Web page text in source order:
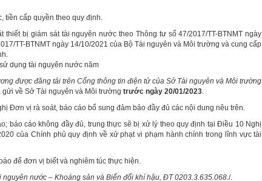
tiền cấp quyền theo quy định.
thiết bị giám sát tài nguyên nước theo Thông tư số 47/2017/TT-BTNMT ngày
TT-BTNMT ngày 14/10/2021 của Bộ Tài nguyên và Môi trường và cung cấp
dụng tài nguyên nước năm
được đăng tải trên Cổng thông tin điện tử của Sở Tài nguyên và Môi trường
, gửi về Sở Tài nguyên và Môi trườngtrước ngày20/01/2023.
Đơn vị rà soát, báo cáo bổ sung đảm bảo đầy đủ các nội dung nêu trên.
báo cáo không đầy đủ, trung thực sẽ bị xử lý theo quy định tại Điều 10 Nghị
của Chính phủ quy định về xử phạt vi phạm hành chính trong lĩnh vực tài
để đơn vị biết và nghiêm túc thực hiện.
nguyên nước – Khoáng sản và Biến đổi khí hậu, ĐT 0203.3.635.068./.